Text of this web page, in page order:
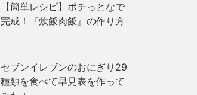
【簡単レシピ】ポチっとなで
完成！『炊飯肉飯』の作り方
セブンイレブンのおにぎり29
種類を食べて早見表を作って